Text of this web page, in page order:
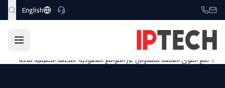
انتقل إلى المحتوى الرئيسي English
الرئيسية المدونة حلول الصناعة
تتبع القوى العاملة للمقاولين عبر المواقع السعودية: التكلفة الحقيقية للخطأ